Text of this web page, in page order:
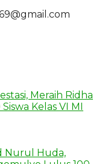
Meraih Ridha
Kelas VI MI
Nurul Huda,